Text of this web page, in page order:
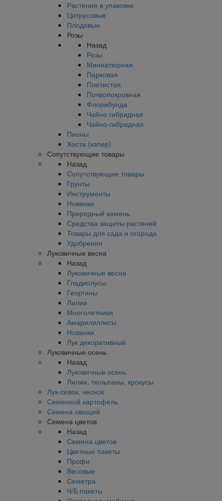
Растения в упаковке
Цитрусовые
Плодовые
Розы
Назад
Розы
Миниатюрная
Парковая
Плетистая
Почвопокровная
Флорибунда
Чайно гибридная
Чайно-гибридная
Пионы
Хоста (капер)
Сопутствующие товары
Назад
Сопутствующие товары
Грунты
Инструменты
Новинки
Природный камень
Средства защиты растений
Товары для сада и огорода
Удобрения
Луковичные весна
Назад
Луковичные весна
Гладиолусы
Георгины
Лилии
Многолетники
Амарилиллисы
Новинки
Лук декоративный
Луковичные осень
Назад
Луковичные осень
Лилии, тюльпаны, крокусы
Лук-севок, чеснок
Семенной картофель
Семена овощей
Семена цветов
Назад
Семена цветов
Цветные пакеты
Профи
Весовые
Семетра
Ч/Б пакеты